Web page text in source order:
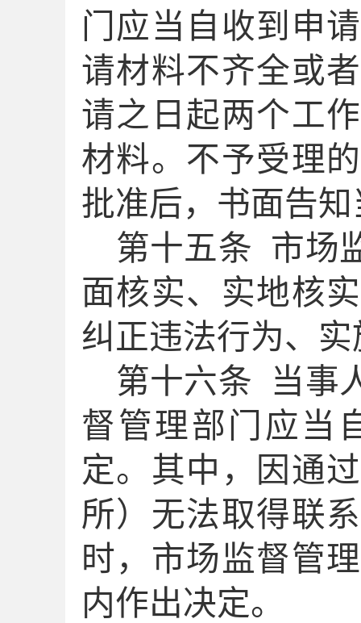
门应当自收到申
请材料不齐全或
请之日起两个工
材料。 不予受理
批准后，书面告
第十五条 市场
面核实、实地核
纠正违法行为、 实
第十六条
当事
督管理部门应当
定。其中，因通
所）无法取得联
时，市场监督管
内作出决定。